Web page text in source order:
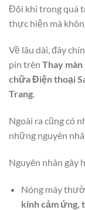
Đôi khi trong quá
thực hiện mà
Về lâu dài, đây
pin trên Thay
chữa Điện thoại
Trang.
Ngoài ra cũng có
những nguyên
Nguyên nhân gây
Nóng máy
kính cảm ứng,